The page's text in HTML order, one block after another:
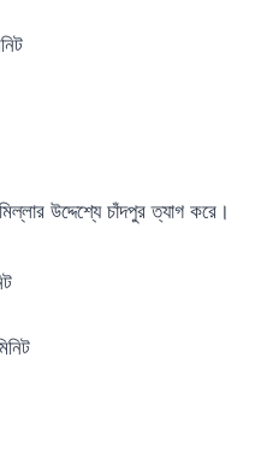
উদ্দেশ্যে চাঁদপুর ত্যাগ করে।